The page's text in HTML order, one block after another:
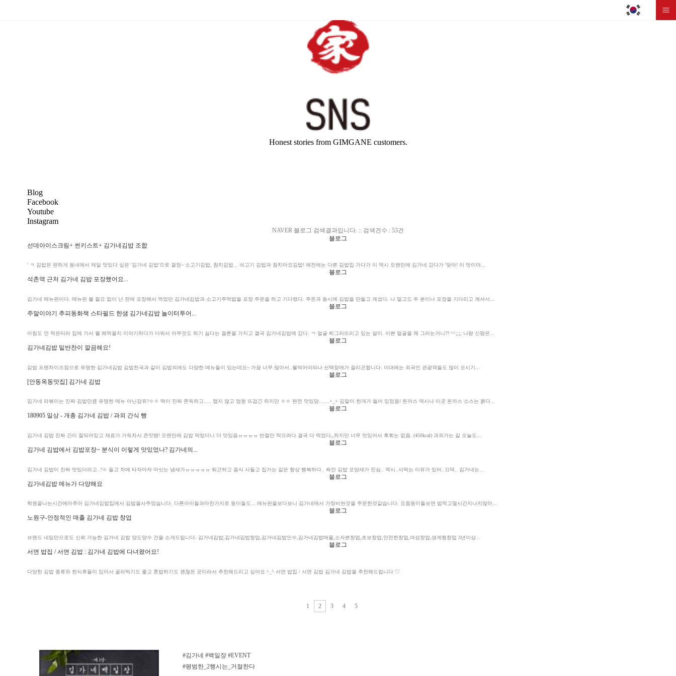
Honest stories from GIMGANE customers.
Blog
Facebook
Youtube
Instagram
NAVER 블로그 검색결과입니다. :: 검색건수 : 53건
블로그
선데아이스크림+ 썬키스트+ 김가네김밥조합
' ㅋ 김밥은 편하게 동네에서 제일 맛있다 싶은 '김가네 김밥'으로 결정~ 소고기김밥, 참치김밥... 쇠고기 김밥과 참치마요김밥! 예전에는 다른 김밥집 가다가 이 역시 오랜만에 김가네 갔다가 '맞아! 이 맛이야...
블로그
석촌역 근처 김가네 김밥포장했어요...
김가네 메뉴판이다. 메뉴판 볼 필요 없이 난 전에 포장해서 먹었던 김가네김밥과 소고기주먹밥을 포장 주문을 하고 기다렸다. 주문과 동시에 김밥을 만들고 계셨다. 나 말고도 두 분이나 포장을 기다리고 계셔서...
블로그
주말이야기 추피동화책 스타필드 한샘 김가네김밥놀이터투어...
아침도 안 먹은터라 집에 가서 뭘 해먹을지 이야기하다가 더워서 아무것도 하기 싫다는 결론을 가지고 결국 김가네김밥에 갔다. ㅋ 얼굴 찌그러뜨리고 있는 설이. 이쁜 얼굴을 왜 그러는거니?? ^^;;;; 나랑 신랑은...
블로그
김가네김밥밑반찬이 깔끔해요!
김밥 프렌차이즈점으로 유명한 김가네김밥김밥천국과 같이 김밥외에도 다양한 메뉴들이 있는데요~ 가끔 너무 많아서..뭘먹어야되나 선택장애가 걸리곤합니다. 이대에는 외국인 관광객들도 많이 오시기...
블로그
[안동옥동맛집] 김가네 김밥
김가네 라볶이는 진짜 김밥만큼 유명한 메뉴 아닌감유?ㅎㅎ 떡이 진짜 쫀득하고..... 맵지 않고 엄청 뜨겁긴 하지만 ㅎㅎ 완전 맛있당.......+_+ 김말이 한개가 들어 있었음! 돈까스 역시나 이곳 돈까스 소스는 묽다...
블로그
180905 일상 - 개총 김가네 김밥/ 과외 간식 빵
김가네 김밥진짜 간이 잘되어있고 재료가 가득차서 존맛탱! 오랜만에 김밥 먹었더니 더 맛있음ㅠㅠㅠㅠ 반절만 먹으려다 결국 다 먹었다,,하지만 너무 맛있어서 후회는 없음. (450kcal) 과외가는 길 오늘도...
블로그
김가네 김밥에서 김밥포장~ 분식이 이렇게 맛있었나? 김가네의...
김가네 김밥이 진짜 맛있더라고..?ㅎ 들고 차에 타자마자 마싯는 냄새가ㅠㅠㅠㅠㅠ 퇴근하고 음식 사들고 집가는 길은 항상 행복하다.. 짜잔 김밥 모양새가 진심.. 역시..사먹는 이유가 있어..끄덕.. 김가네는...
블로그
김가네김밥메뉴가 다양해요
학원끝나는시간에마추어 김가네김밥집에서 김밥을사주었습니다. 다른아이들과마찬가지로 둥이들도... 메뉴판을보다보니 김가네에서 가장비싼것을 주문한것같습니다. 요즘둥이들보면 밥먹고몇시간지나지않아...
블로그
노원구-안정적인 매출 김가네 김밥창업
브랜드 네임만으로도 신뢰 가능한 김가네 김밥양도양수 건을 소개드립니다. 김가네김밥, 김가네김밥창업, 김가네김밥인수, 김가네김밥매물,소자본창업,초보창업,안전한창업,여성창업,생계형창업 3년이상...
블로그
서면 밥집 / 서면 김밥 : 김가네 김밥에 다녀왔어요!
다양한 김밥 종류와 한식류들이 있어서 골라먹기도 좋고 혼밥하기도 괜찮은 곳이라서 추천해드리고 싶어요 ^_^ 서면 밥집 / 서면 김밥 김가네 김밥을 추천해드립니다 ♡
1 2 3 4 5
#김가네 #백일장 #EVENT
#평범한_2행시는_거절한다